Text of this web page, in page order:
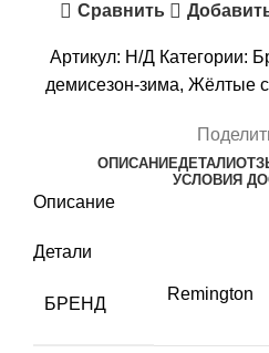
Yellow
Honeycombs
Сравнить
Артикул: Н/Д Категории:
демисезон-зима, Жёлтые
ОПИСАНИЕДЕТАЛИ
УСЛОВИЯ
Описание
Детали
БРЕНД
Remington